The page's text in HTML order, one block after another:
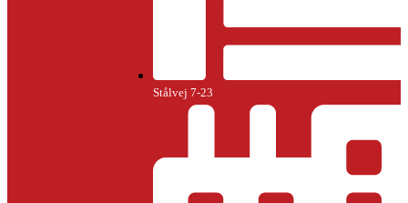
Stålvej 7-23